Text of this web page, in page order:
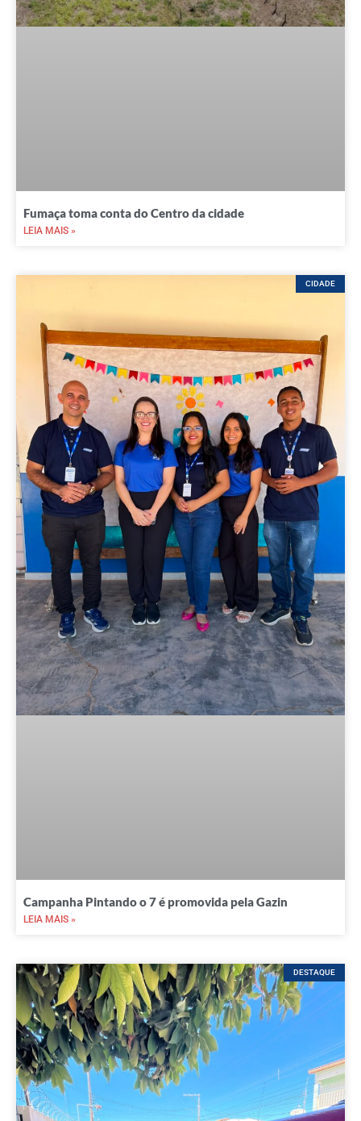
Fumaça toma conta do Centro da cidade
LEIA MAIS »
CIDADE
Campanha Pintando o 7 é promovida pela Gazin
LEIA MAIS »
DESTAQUE